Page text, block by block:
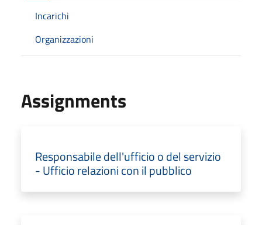
Incarichi
Organizzazioni
Assignments
Responsabile dell'ufficio o del servizio
- Ufficio relazioni con il pubblico